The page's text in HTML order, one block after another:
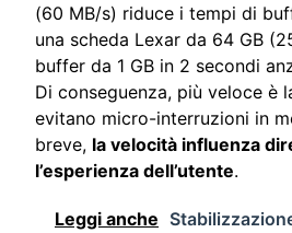
(60 MB/s) riduce i tempi di
una scheda Lexar da 64 GB
buffer da 1 GB in 2 secondi
Di conseguenza, più veloce è
evitano micro-interruzioni in
breve, la velocità influenza
l’esperienza dell’utente.
Leggi anche